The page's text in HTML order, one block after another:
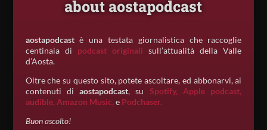
about aostapodcast
aostapodcastè una testata giornalistica che raccoglie
centinaia di podcast originali sull’attualità della Valle
d’Aosta.
Oltre che su questo sito, potete ascoltare, ed abbonarvi, ai
contenuti diaostapodcast, su Spotify, Apple podcast,
audible, Amazon Music,e Podchaser.
Buon ascolto!